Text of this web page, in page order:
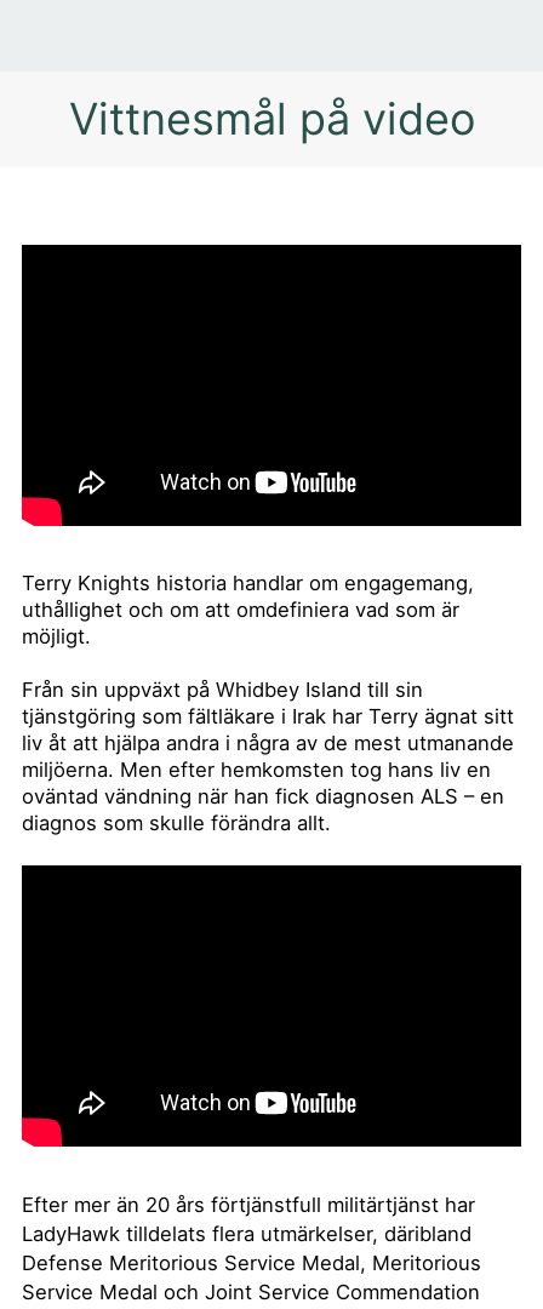
Vittnesmål på video
Terry Knights historia handlar om engagemang,
uthållighet och om att omdefiniera vad som är
möjligt.
Från sin uppväxt på Whidbey Island till sin
tjänstgöring som fältläkare i Irak har Terry ägnat sitt
liv åt att hjälpa andra i några av de mest utmanande
miljöerna. Men efter hemkomsten tog hans liv en
oväntad vändning när han fick diagnosen ALS – en
diagnos som skulle förändra allt.
Efter mer än 20 års förtjänstfull militärtjänst har
LadyHawk tilldelats flera utmärkelser, däribland
Defense Meritorious Service Medal, Meritorious
Service Medal och Joint Service Commendation